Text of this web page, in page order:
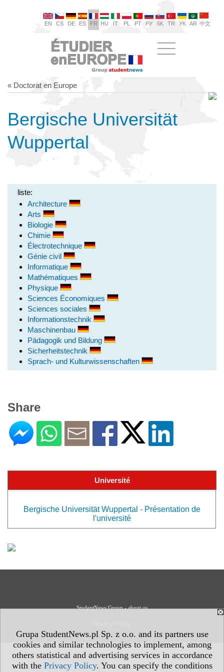
Grupa StudentNews.pl Sp. z o.o. and its partners use
cookies and similar technologies to implement, among
others statistical and advertising services in accordance
with the Privacy Policy. You can specify the conditions
EN CS DE ES FR HU IT PL PT РУ SK TR УК AR 中文
« Doctorat en Europe
Bergische Universität
Wuppertal
liste:
Architecture
Arts
Biologie
Chimie
Électrotechnique
Génie civil
Informatique
Mathématiques
Physique
Sciences Économiques
Sciences sociales
Informationstechnik
Maschinenbau
Pädagogik und Bildung
Sicherheitstechnik
Sprach- und Kulturwissenschaften
Share
Université
Bergische Universität Wuppertal - Présentation de
l'université
StudentNews Group - about us